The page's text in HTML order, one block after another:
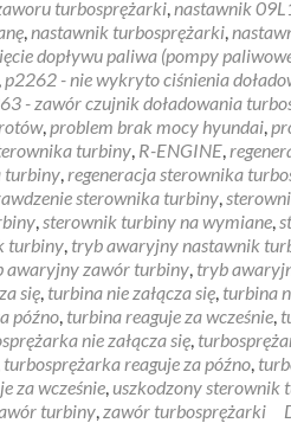
turbosprężarki,nastawnik
,nastawnik turbosprężarki,
dopływu paliwa (pompy
,p2262 - nie wykryto ciśnienia
- zawór czujnik doładowania
,problem brak mocy hyundai,
turbiny, R-ENGINE,
turbiny,regeneracja sterownika
sterownika turbiny,
,sterownik turbiny na wymiane,
turbiny, tryb awaryjny nastawnik
awaryjny zawór turbiny, tryb
się, turbina nie załącza się, turbina
późno, turbina reaguje za wcześnie,
nie załącza się,
turbosprężarka reaguje za późno,
za wcześnie,uszkodzony sterownik
turbiny,zawór turbosprężarki